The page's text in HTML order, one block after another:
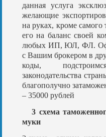
данная услуга
желающие
на руках, кроме
его на баланс своей
любых ИП, ЮЛ, ФЛ.
с Вашим брокером в
коды,
законодательства
благополучно
– 35000 рублей
3 схема
муки